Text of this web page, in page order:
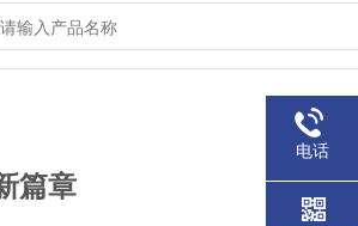
篇章
电话